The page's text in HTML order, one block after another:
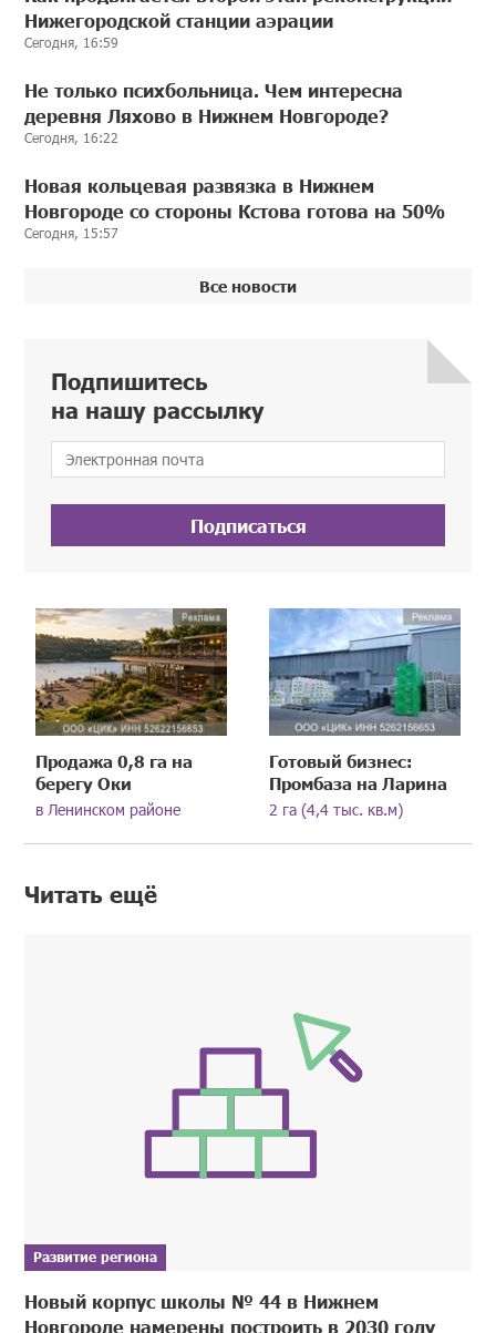
Нижегородской станции аэрации
Сегодня, 16:59
Не только психбольница. Чем интересна
деревня Ляхово в Нижнем Новгороде?
Сегодня, 16:22
Новая кольцевая развязка в Нижнем
Новгороде со стороны Кстова готова на 50%
Сегодня, 15:57
Все новости
Подпишитесь
на нашу рассылку
Подписаться
Продажа 0,8 га на
берегу Оки
в Ленинском районе
Готовый бизнес:
Промбаза на Ларина
2 га (4,4 тыс. кв.м)
Читать ещё
Развитие региона
Новый корпус школы № 44 в Нижнем
Новгороде намерены построить в 2030 году